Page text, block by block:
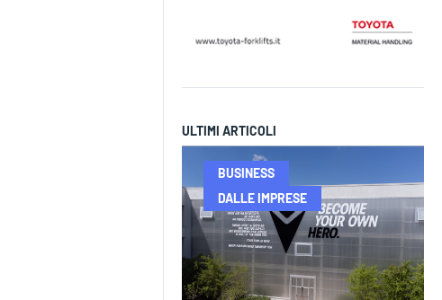
ULTIMI ARTICOLI
BUSINESS
DALLE IMPRESE